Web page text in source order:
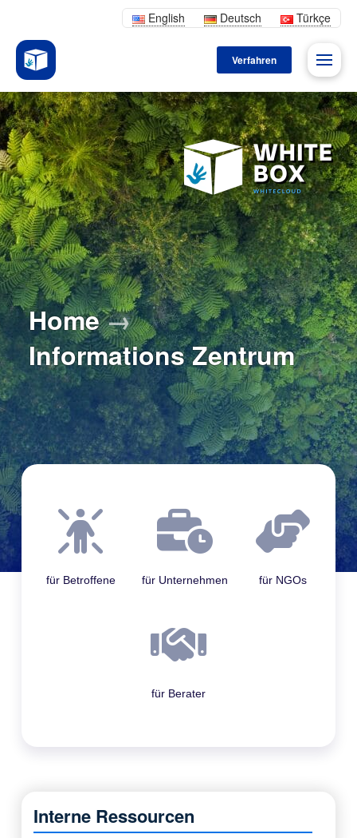
English Deutsch Türkçe
Verfahren
Home→
Informations Zentrum
für Betroffene für Unternehmen für NGOs
für Berater
Interne Ressourcen